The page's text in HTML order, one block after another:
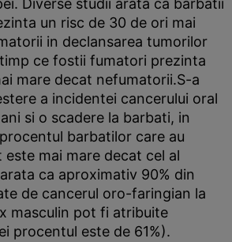
Diverse studii arata ca barbatii
un risc de 30 de ori mai
in declansarea tumorilor
ce fostii fumatori prezinta
mare decat nefumatorii.S-a
a incidentei cancerului oral
si o scadere la barbati, in
barbatilor care au
mai mare decat cel al
ca aproximativ 90% din
de cancerul oro-faringian la
masculin pot fi atribuite
procentul este de 61%).